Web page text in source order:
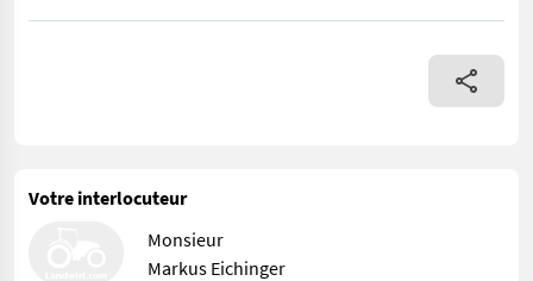
> geringes Eigengewicht von 50 Kilogramm > es ist nur ein
Votre interlocuteur
Monsieur
Markus Eichinger